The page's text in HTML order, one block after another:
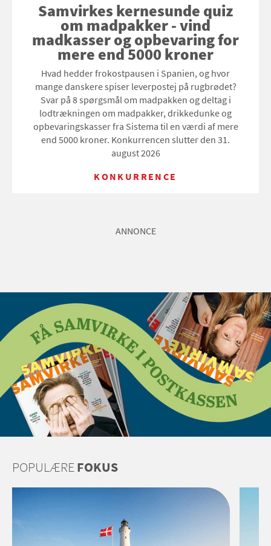
Samvirkes kernesunde quiz
om madpakker - vind
madkasser og opbevaring for
mere end 5000 kroner
Hvad hedder frokostpausen i Spanien, og hvor
mange danskere spiser leverpostej på rugbrødet?
Svar på 8 spørgsmål om madpakken og deltag i
lodtrækningen om madpakker, drikkedunke og
opbevaringskasser fra Sistema til en værdi af mere
end 5000 kroner. Konkurrencen slutter den 31.
august 2026
KONKURRENCE
ANNONCE
POPULÆREFOKUS